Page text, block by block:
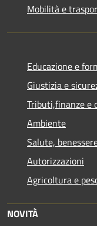
Mobilità e
Educazione e
Giustizia e
Tributi,finanze e
Ambiente
Salute,
Autorizzazioni
Agricoltura e
NOVITÀ